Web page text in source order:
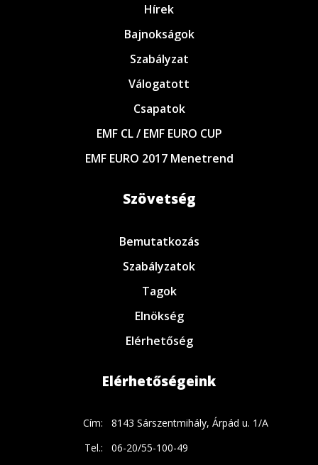
Hírek
Bajnokságok
Szabályzat
Válogatott
Csapatok
EMF CL / EMF EURO CUP
EMF EURO 2017 Menetrend
Szövetség
Bemutatkozás
Szabályzatok
Tagok
Elnökség
Elérhetőség
Elérhetőségeink
Cím:
8143 Sárszentmihály, Árpád u. 1/A
Tel.:
06-20/55-100-49